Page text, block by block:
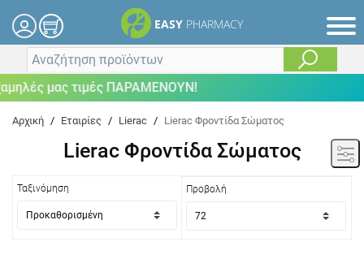
EASY PHARMACY
μας τιμές ΠΑΡΑΜΕΝΟΥΝ!
Αρχική / Εταιρίες / Lierac / Lierac Φροντίδα Σώματος
Lierac Φροντίδα Σώματος
Ταξινόμηση Προβολή